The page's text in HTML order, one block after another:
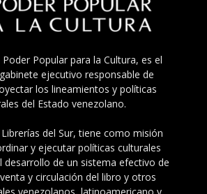
Popular para la Cultura, es el
ejecutivo responsable de
los lineamientos y políticas
del Estado venezolano.
del Sur, tiene como misión
y ejecutar políticas culturales
desarrollo de un sistema efectivo de
y circulación del libro y otros